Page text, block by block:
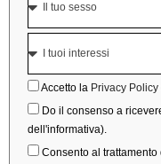
Accetto la Privacy Policy
Do il consenso a
dell'informativa).
Consento al